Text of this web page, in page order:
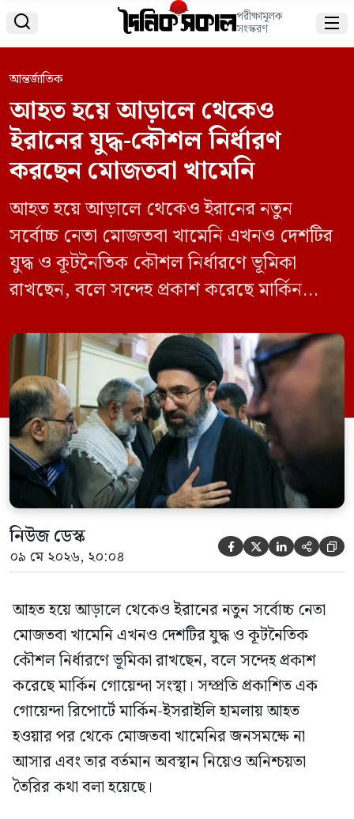
 পরীক্ষামূলক
সংস্করণ 
আন্তর্জাতিক
আহত হয়ে আড়ালে থেকেও
ইরানের যুদ্ধ-কৌশল নির্ধারণ
করছেন মোজতবা খামেনি
আহত হয়ে আড়ালে থেকেও ইরানের নতুন
সর্বোচ্চ নেতা মোজতবা খামেনি এখনও দেশটির
যুদ্ধ ও কূটনৈতিক কৌশল নির্ধারণে ভূমিকা
রাখছেন, বলে সন্দেহ প্রকাশ করেছে মার্কিন
রিপোর্টে মার্কিন-ইসরাইলি হামলায় আহত হওয়ার
পর থেকে মোজতবা খামেনির জনসমক্ষে না
আসার এবং তার বর্তমান অবস্থান নিয়েও
অনিশ্চয়তা তৈরির কথা বলা হয়েছে। মার্কিন
সংবাদমাধ্যম সিএনএনের […]
নিউজ ডেস্ক
০৯ মে ২০২৬, ২০:০৪     
আহত হয়ে আড়ালে থেকেও ইরানের নতুন সর্বোচ্চ নেতা
মোজতবা খামেনি এখনও দেশটির যুদ্ধ ও কূটনৈতিক
কৌশল নির্ধারণে ভূমিকা রাখছেন, বলে সন্দেহ প্রকাশ
করেছে মার্কিন গোয়েন্দা সংস্থা। সম্প্রতি প্রকাশিত এক
গোয়েন্দা রিপোর্টে মার্কিন-ইসরাইলি হামলায় আহত
হওয়ার পর থেকে মোজতবা খামেনির জনসমক্ষে না
আসার এবং তার বর্তমান অবস্থান নিয়েও অনিশ্চয়তা
তৈরির কথা বলা হয়েছে।